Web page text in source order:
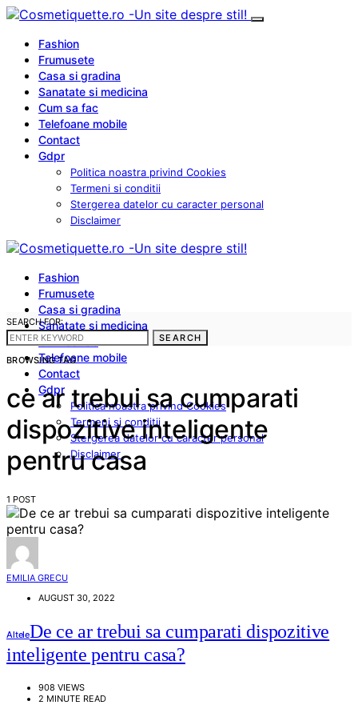
Fashion
Frumusete
Casa si gradina
Sanatate si medicina
Cum sa fac
Telefoane mobile
Contact
Gdpr
Politica noastra privind Cookies
Termeni si conditii
Stergerea datelor cu caracter personal
Disclaimer
Fashion
Frumusete
Casa si gradina
Sanatate si medicina
Cum sa fac
Telefoane mobile
Contact
Gdpr
Politica noastra privind Cookies
Termeni si conditii
Stergerea datelor cu caracter personal
Disclaimer
SEARCH FOR:
SEARCH
BROWSING TAG
ce ar trebui sa cumparati
dispozitive inteligente
pentru casa
1 POST
EMILIA GRECU
AUGUST 30, 2022
AlteleDe ce ar trebui sa cumparati dispozitive
inteligente pentru casa?
908 VIEWS
2 MINUTE READ